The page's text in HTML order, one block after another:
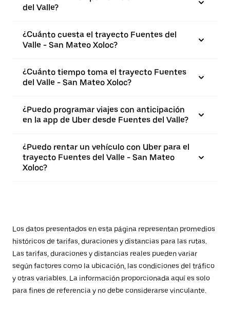
del Valle?
¿Cuánto cuesta el trayecto Fuentes del
Valle - San Mateo Xoloc?
¿Cuánto tiempo toma el trayecto Fuentes
del Valle - San Mateo Xoloc?
¿Puedo programar viajes con anticipación
en la app de Uber desde Fuentes del Valle?
¿Puedo rentar un vehículo con Uber para el
trayecto Fuentes del Valle - San Mateo
Xoloc?
Los datos presentados en esta página representan promedios
históricos de tarifas, duraciones y distancias para las rutas.
Las tarifas, duraciones y distancias reales pueden variar
según factores como la ubicación, las condiciones del tráfico
y otras variables. La información proporcionada aquí es solo
para fines de referencia y no debe considerarse vinculante.